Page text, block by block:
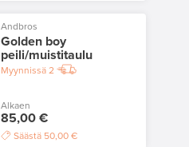
Andbros
Golden boy
peili/muistitaulu
Myynnissä2
Alkaen
85,00 €
Säästä 50,00 €